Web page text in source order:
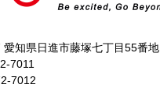
愛知県日進市藤塚七丁目55番地
7011
7012